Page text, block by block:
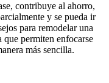
contribuye al ahorro,
y se pueda ir
para remodelar una
permiten enfocarse
más sencilla.